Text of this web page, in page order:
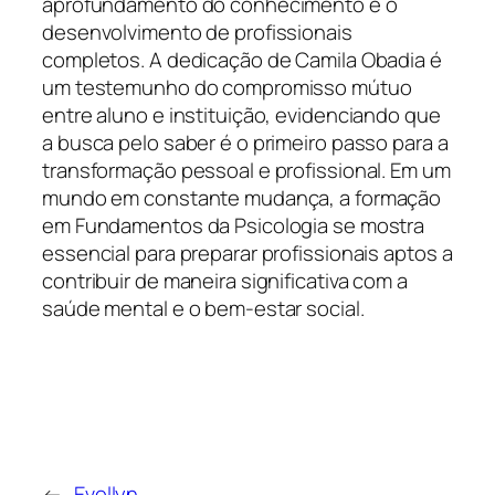
desenvolvimento de profissionais
completos. A dedicação de Camila Obadia é
um testemunho do compromisso mútuo
entre aluno e instituição, evidenciando que
a busca pelo saber é o primeiro passo para a
transformação pessoal e profissional. Em um
mundo em constante mudança, a formação
em Fundamentos da Psicologia se mostra
essencial para preparar profissionais aptos a
contribuir de maneira significativa com a
saúde mental e o bem-estar social.